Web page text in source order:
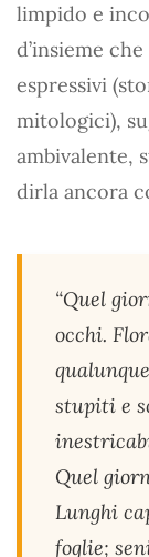
limpido e
d’insieme
espressivi
mitologici),
ambivalente,
dirla ancora
“Quel
occhi.
stupiti e
Quel
Lunghi
foglie;